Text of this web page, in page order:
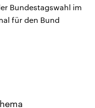
Bundestagswahl im
für den Bund